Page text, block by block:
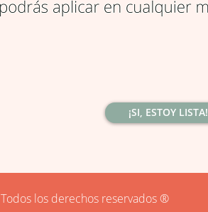
¡SI, ESTOY LISTA!
Todos los derechos reservados ®